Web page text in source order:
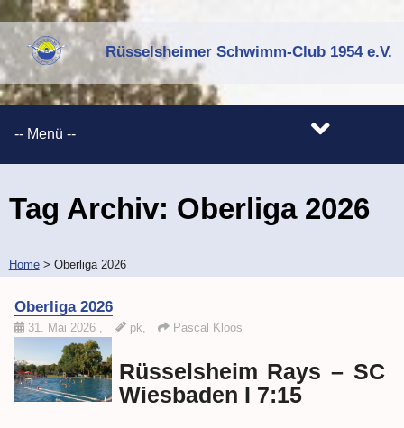
Rüsselsheimer Schwimm-Club 1954 e.V.
Tag Archiv: Oberliga 2026
Home> Oberliga 2026
Oberliga 2026
31. Mai 2026 , pk, Pascal Kloos
Rüsselsheim Rays – SC
Wiesbaden I 7:15